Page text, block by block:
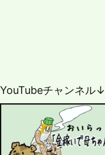
YouTubeチャンネル↓